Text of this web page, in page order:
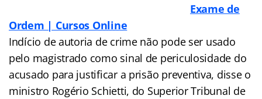
Exame de
Ordem | Cursos Online
Indício de autoria de crime não pode ser usado
pelo magistrado como sinal de periculosidade do
acusado para justificar a prisão preventiva, disse o
ministro Rogério Schietti, do Superior Tribunal de